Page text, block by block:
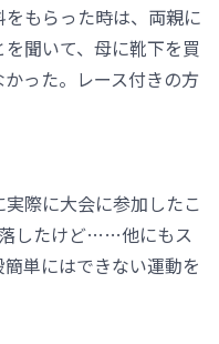
もらった時は、両親に
聞いて、母に靴下を買
った。レース付きの方
際に大会に参加したこ
したけど……他にもス
単にはできない運動を